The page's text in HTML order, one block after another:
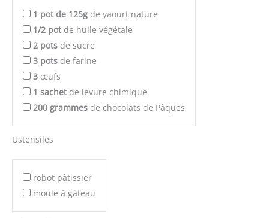
1 pot de 125g de yaourt nature
1/2 pot de huile végétale
2 pots de sucre
3 pots de farine
3 œufs
1 sachet de levure chimique
200 grammes de chocolats de Pâques
Ustensiles
robot pâtissier
moule à gâteau